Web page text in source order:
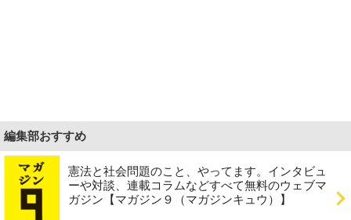
編集部おすすめ
憲法と社会問題のこと、やってます。インタビュ
ーや対談、連載コラムなどすべて無料のウェブマ
ガジン【マガジン９（マガジンキュウ）】